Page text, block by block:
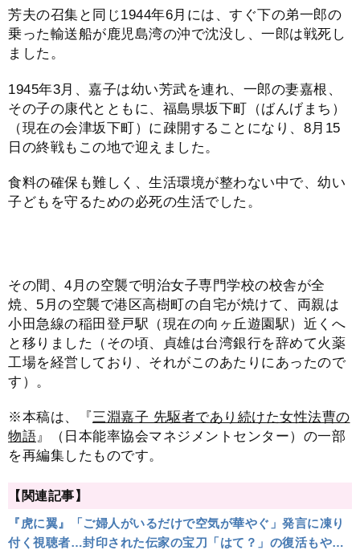
芳夫の召集と同じ1944年6月には、すぐ下の弟一郎の
乗った輸送船が鹿児島湾の沖で沈没し、一郎は戦死し
ました。
1945年3月、嘉子は幼い芳武を連れ、一郎の妻嘉根、
その子の康代とともに、福島県坂下町（ばんげまち）
（現在の会津坂下町）に疎開することになり、8月15
日の終戦もこの地で迎えました。
食料の確保も難しく、生活環境が整わない中で、幼い
子どもを守るための必死の生活でした。
その間、4月の空襲で明治女子専門学校の校舎が全
焼、5月の空襲で港区高樹町の自宅が焼けて、両親は
小田急線の稲田登戸駅（現在の向ヶ丘遊園駅）近くへ
と移りました（その頃、貞雄は台湾銀行を辞めて火薬
工場を経営しており、それがこのあたりにあったので
す）。
※本稿は、『三淵嘉子 先駆者であり続けた女性法曹の
物語』（日本能率協会マネジメントセンター）の一部
を再編集したものです。
【関連記事】
『虎に翼』「ご婦人がいるだけで空気が華やぐ」発言に凍り
付く視聴者…封印された伝家の宝刀「はて？」の復活もやむ